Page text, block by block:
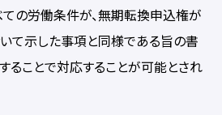
ての労働条件が、無期転換申込権が
て示した事項と同様である旨の書
ることで対応することが可能とされ